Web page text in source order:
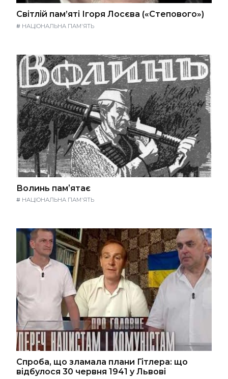
Світлій пам’яті Ігоря Лосєва («Степового»)
# НАЦІОНАЛЬНА ПАМ'ЯТЬ
Волинь памʼятає
# НАЦІОНАЛЬНА ПАМ'ЯТЬ
Спроба, що зламала плани Гітлера: що
відбулося 30 червня 1941 у Львові